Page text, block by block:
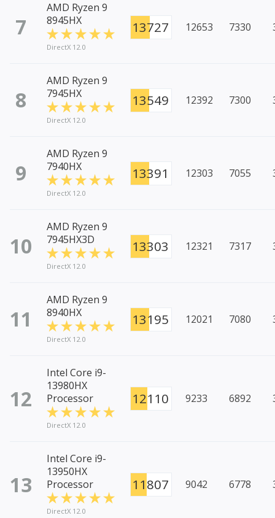
7
AMD Ryzen 9
8945HX
DirectX 12.0
13727 12653 7330
8
AMD Ryzen 9
7945HX
DirectX 12.0
13549 12392 7300
9
AMD Ryzen 9
7940HX
DirectX 12.0
13391 12303 7055
10
AMD Ryzen 9
7945HX3D
DirectX 12.0
13303 12321 7317
11
AMD Ryzen 9
8940HX
DirectX 12.0
13195 12021 7080
12
Intel Core i9-
13980HX
Processor
DirectX 12.0
12110 9233 6892
13
Intel Core i9-
13950HX
Processor
DirectX 12.0
11807 9042 6778